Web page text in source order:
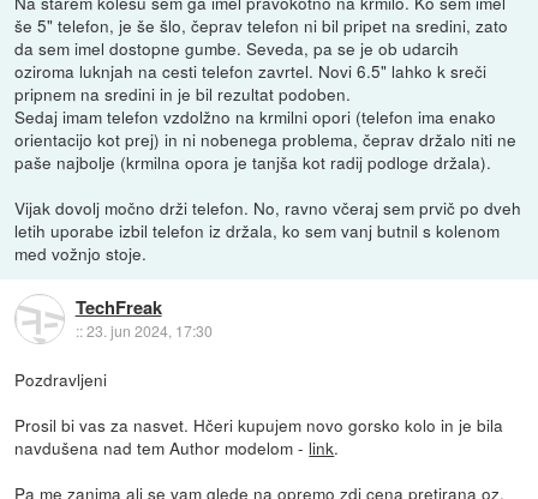
še 5" telefon, je še šlo, čeprav telefon ni bil pripet na sredini, zato
da sem imel dostopne gumbe. Seveda, pa se je ob udarcih
oziroma luknjah na cesti telefon zavrtel. Novi 6.5" lahko k sreči
pripnem na sredini in je bil rezultat podoben.
Sedaj imam telefon vzdolžno na krmilni opori (telefon ima enako
orientacijo kot prej) in ni nobenega problema, čeprav držalo niti ne
paše najbolje (krmilna opora je tanjša kot radij podloge držala).
Vijak dovolj močno drži telefon. No, ravno včeraj sem prvič po dveh
letih uporabe izbil telefon iz držala, ko sem vanj butnil s kolenom
med vožnjo stoje.
TechFreak
::23. jun 2024, 17:30
Pozdravljeni
Prosil bi vas za nasvet. Hčeri kupujem novo gorsko kolo in je bila
navdušena nad tem Author modelom - link.
Pa me zanima ali se vam glede na opremo zdi cena pretirana oz.